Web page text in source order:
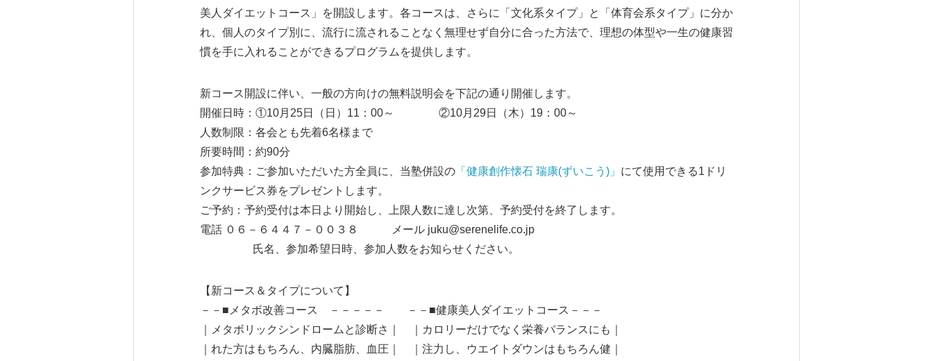
美人ダイエットコース」を開設します。各コースは、さらに「文化系タイプ」と「体育会系タイプ」に分か
れ、個人のタイプ別に、流行に流されることなく無理せず自分に合った方法で、理想の体型や一生の健康習
慣を手に入れることができるプログラムを提供します。
新コース開設に伴い、一般の方向けの無料説明会を下記の通り開催します。
開催日時：①10月25日（日）11：00～ ②10月29日（木）19：00～
人数制限：各会とも先着6名様まで
所要時間：約90分
参加特典：ご参加いただいた方全員に、当塾併設の「健康創作懐石 瑞康(ずいこう)」 にて使用できる1ドリ
ンクサービス券をプレゼントします。
ご予約：予約受付は本日より開始し、上限人数に達し次第、予約受付を終了します。
電話 ０６－６４４７－００３８ メール juku@serenelife.co.jp
氏名、参加希望日時、参加人数をお知らせください。
【新コース＆タイプについて】
－－■メタボ改善コース －－－－－ －－■健康美人ダイエットコース－－－
｜メタボリックシンドロームと診断さ｜ ｜カロリーだけでなく栄養バランスにも｜
｜れた方はもちろん、内臓脂肪、血圧｜ ｜注力し、ウエイトダウンはもちろん健｜